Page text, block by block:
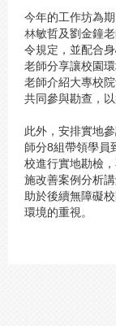
今年的工作坊為
林敏哲及劉金鐘
令規定，並配合
老師分享讓校園
老師介紹大專校
共同參與勘查，
此外，安排實地
師分8組帶領學員
校進行實地勘檢
施改善案例分析
助於後續無障礙
環境的重視。